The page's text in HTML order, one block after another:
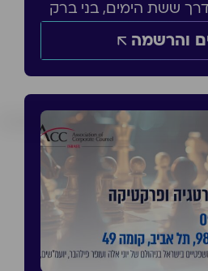
ששת הימים, בני ברק
והרשמה